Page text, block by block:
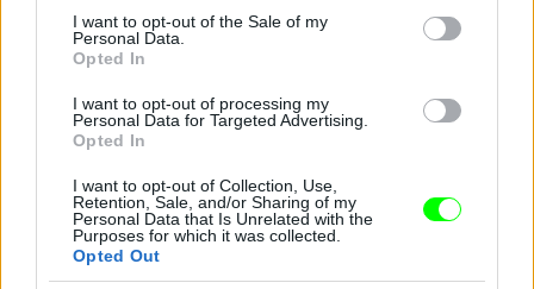
consent section.
I want to opt-out of the Sale of my
Personal Data.
Opted In
I want to opt-out of processing my
Personal Data for Targeted Advertising.
Opted In
I want to opt-out of Collection, Use,
Retention, Sale, and/or Sharing of my
Personal Data that Is Unrelated with the
Purposes for which it was collected.
Opted Out